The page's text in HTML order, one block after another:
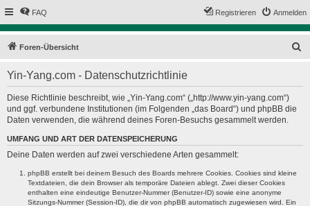
FAQ Anmelden
Registrieren
Foren-Übersicht
Yin-Yang.com - Datenschutzrichtlinie
Diese Richtlinie beschreibt, wie „Yin-Yang.com“ („http://www.yin-yang.com“)
und ggf. verbundene Institutionen (im Folgenden „das Board“) und phpBB die
Daten verwenden, die während deines Foren-Besuchs gesammelt werden.
UMFANG UND ART DER DATENSPEICHERUNG
Deine Daten werden auf zwei verschiedene Arten gesammelt:
phpBB erstellt bei deinem Besuch des Boards mehrere Cookies. Cookies sind kleine
Textdateien, die dein Browser als temporäre Dateien ablegt. Zwei dieser Cookies
enthalten eine eindeutige Benutzer-Nummer (Benutzer-ID) sowie eine anonyme
Sitzungs-Nummer (Session-ID), die dir von phpBB automatisch zugewiesen wird. Ein